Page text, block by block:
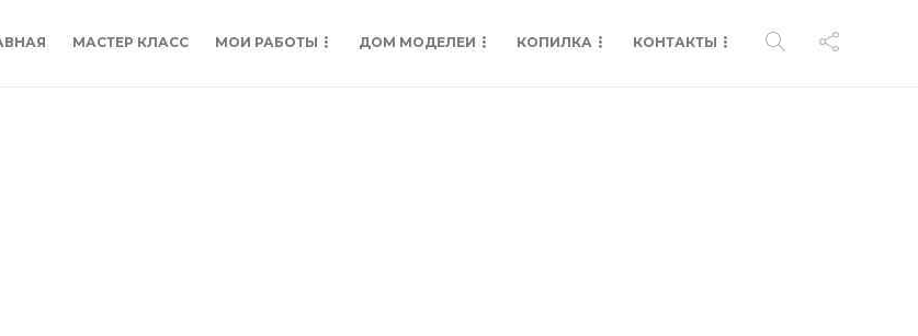
МАСТЕР КЛАСС МОИ РАБОТЫ ДОМ МОДЕЛЕИ КОПИЛКА КОНТАКТЫ